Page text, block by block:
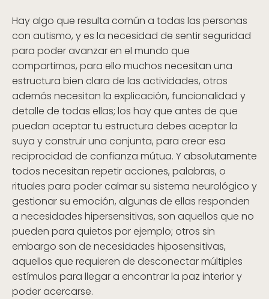
Hay algo que resulta común a todas las personas
con autismo, y es la necesidad de sentir seguridad
para poder avanzar en el mundo que
compartimos, para ello muchos necesitan una
estructura bien clara de las actividades, otros
además necesitan la explicación, funcionalidad y
detalle de todas ellas; los hay que antes de que
puedan aceptar tu estructura debes aceptar la
suya y construir una conjunta, para crear esa
reciprocidad de confianza mútua. Y absolutamente
todos necesitan repetir acciones, palabras, o
rituales para poder calmar su sistema neurológico y
gestionar su emoción, algunas de ellas responden
a necesidades hipersensitivas, son aquellos que no
pueden para quietos por ejemplo; otros sin
embargo son de necesidades hiposensitivas,
aquellos que requieren de desconectar múltiples
estímulos para llegar a encontrar la paz interior y
poder acercarse.